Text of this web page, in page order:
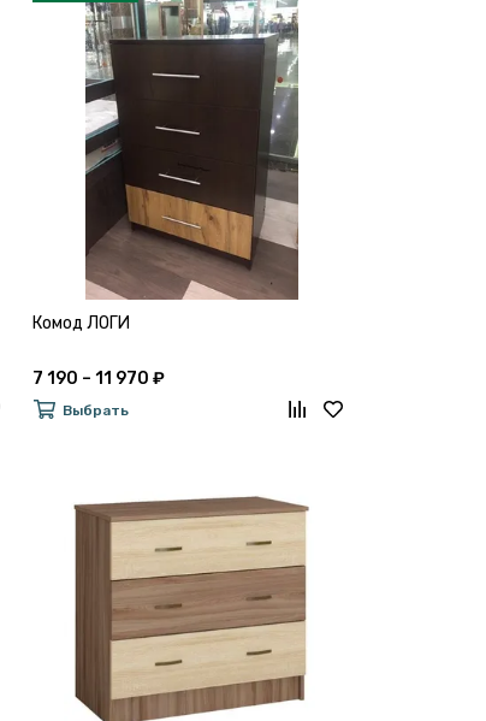
Комод ЛОГИ
7 190 – 11 970 ₽
Выбрать